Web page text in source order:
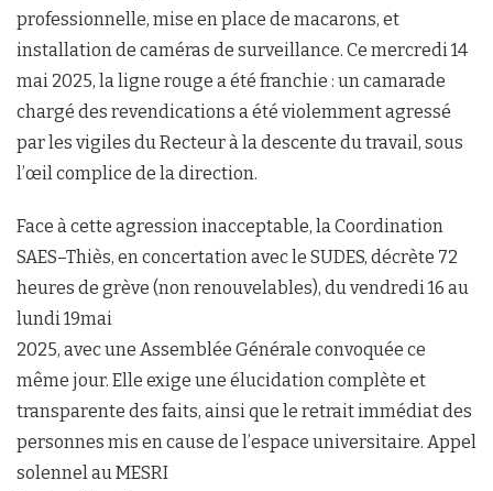
professionnelle, mise en place de macarons, et
installation de caméras de surveillance. Ce mercredi 14
mai 2025, la ligne rouge a été franchie : un camarade
chargé des revendications a été violemment agressé
par les vigiles du Recteur à la descente du travail, sous
l’œil complice de la direction.
Face à cette agression inacceptable, la Coordination
SAES–Thiès, en concertation avec le SUDES, décrète 72
heures de grève (non renouvelables), du vendredi 16 au
lundi 19mai
2025, avec une Assemblée Générale convoquée ce
même jour. Elle exige une élucidation complète et
transparente des faits, ainsi que le retrait immédiat des
personnes mis en cause de l’espace universitaire. Appel
solennel au MESRI